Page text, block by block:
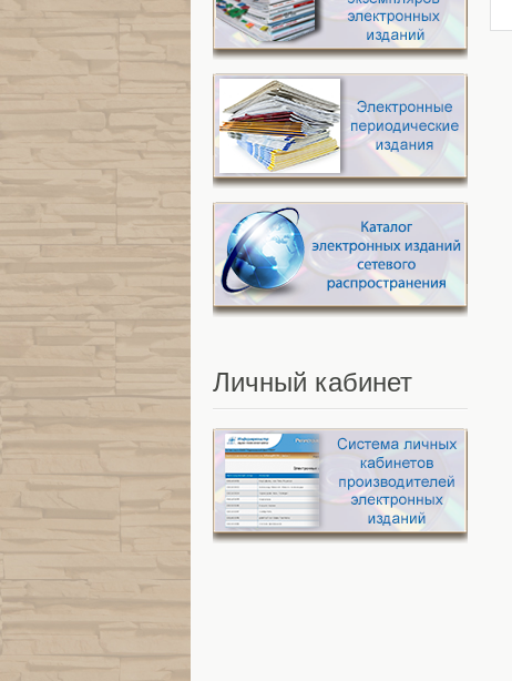
Личный кабинет